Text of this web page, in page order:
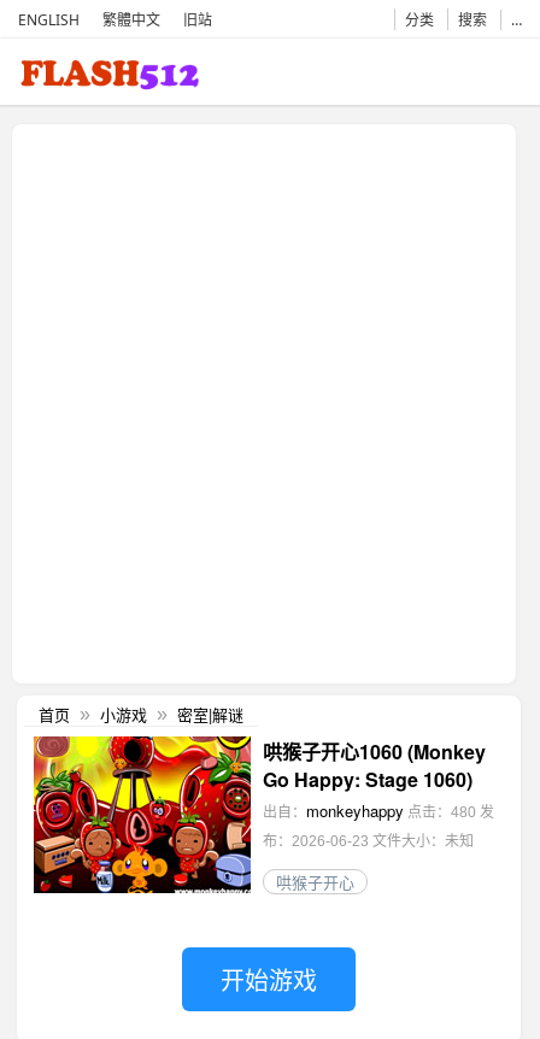
ENGLISH 繁體中文 旧站 分类 搜索 …
首页 » 小游戏 » 密室|解谜
哄猴子开心1060 (Monkey
Go Happy: Stage 1060)
出自： monkeyhappy 点击：480 发
布：2026-06-23 文件大小：未知
哄猴子开心
开始游戏